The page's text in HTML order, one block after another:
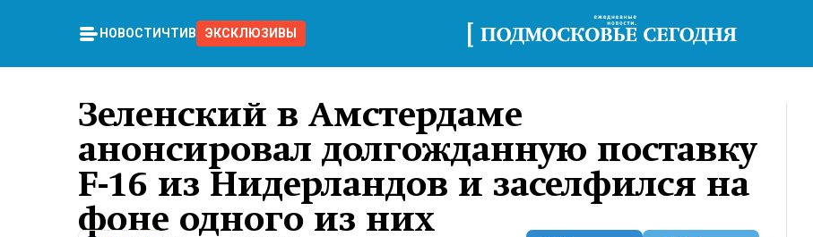
НОВОСТИ ЧТИВО ЭКСКЛЮЗИВЫ
Зеленский в Амстердаме
анонсировал долгожданную поставку
F-16 из Нидерландов и заселфился на
фоне одного из них